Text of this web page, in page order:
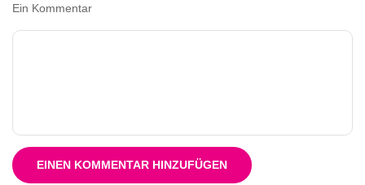
Ein Kommentar
EINEN KOMMENTAR HINZUFÜGEN